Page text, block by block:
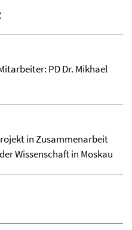
PD Dr. Mikhael
in Zusammenarbeit
Wissenschaft in Moskau